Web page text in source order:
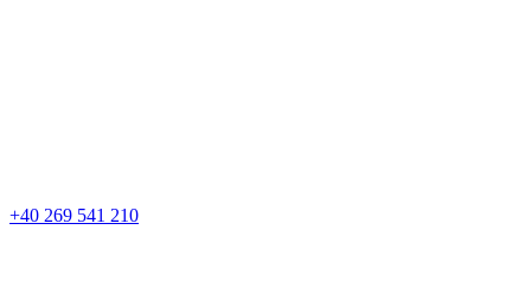
+40 269 541 210